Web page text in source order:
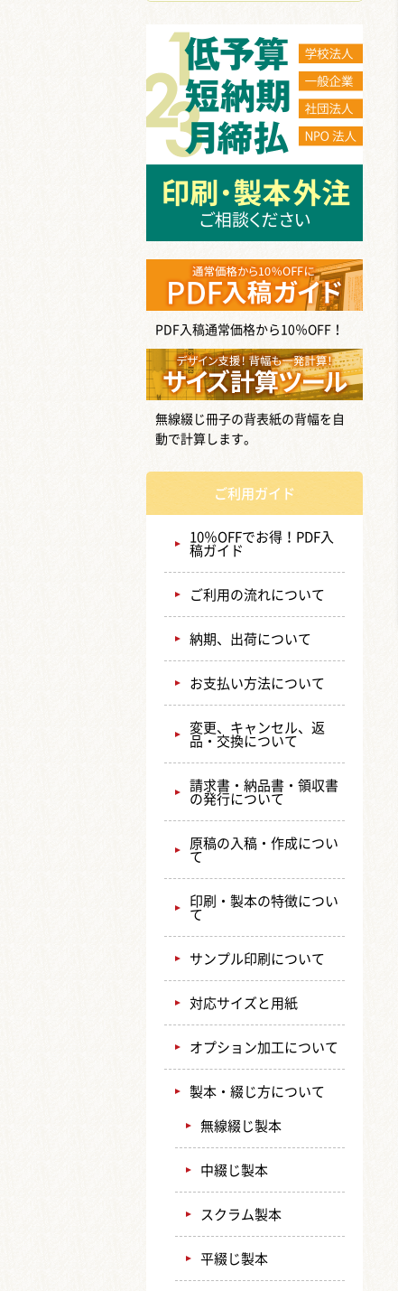
PDF入稿通常価格から10％OFF！
無線綴じ冊子の背表紙の背幅を自
動で計算します。
ご利用ガイド
10％OFFでお得！PDF入
稿ガイド
ご利用の流れについて
納期、出荷について
お支払い方法について
変更、キャンセル、返
品・交換について
請求書・納品書・領収書
の発行について
原稿の入稿・作成につい
て
印刷・製本の特徴につい
て
サンプル印刷について
対応サイズと用紙
オプション加工について
製本・綴じ方について
無線綴じ製本
中綴じ製本
スクラム製本
平綴じ製本